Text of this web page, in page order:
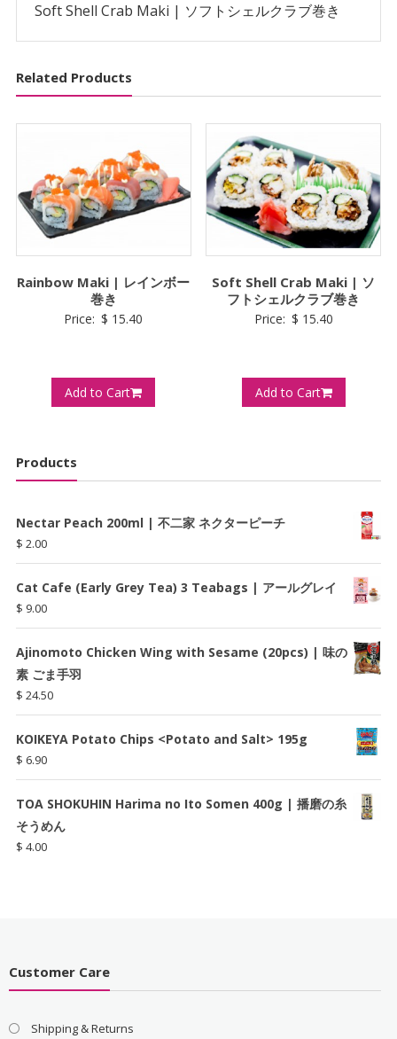
ク
ブ
き
Soft Shell Crab Maki | ソフトシェルクラブ巻き
Related Products
Rainbow Maki | レインボー
巻き
Price: $ 15.40
Add to Cart
Soft Shell Crab Maki | ソ
フトシェルクラブ巻き
Price: $ 15.40
Add to Cart
Products
Nectar Peach 200ml | 不二家 ネクターピーチ
$ 2.00
Cat Cafe (Early Grey Tea) 3 Teabags | アールグレイ
$ 9.00
Ajinomoto Chicken Wing with Sesame (20pcs) | 味の
素 ごま手羽
$ 24.50
KOIKEYA Potato Chips <Potato and Salt> 195g
$ 6.90
TOA SHOKUHIN Harima no Ito Somen 400g | 播磨の糸
そうめん
$ 4.00
Customer Care
Shipping & Returns